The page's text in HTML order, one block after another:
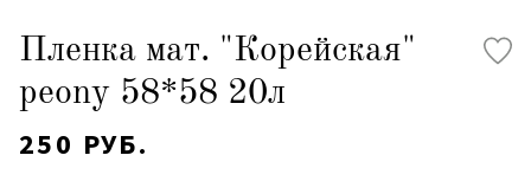
Пленка мат. "Корейская"
peony 58*58 20л
250 РУБ.